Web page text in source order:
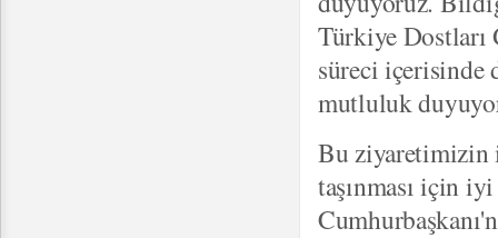
Türkiye Dostları
süreci
mutluluk
Bu ziyaretimizin
taşınması için